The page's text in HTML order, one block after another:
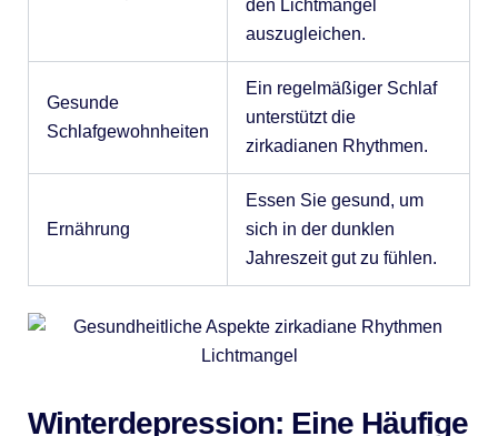
den Lichtmangel
auszugleichen.
Gesunde
Schlafgewohnheiten
Ein regelmäßiger Schlaf
unterstützt die
zirkadianen Rhythmen.
Ernährung
Essen Sie gesund, um
sich in der dunklen
Jahreszeit gut zu fühlen.
Winterdepression: Eine Häufige